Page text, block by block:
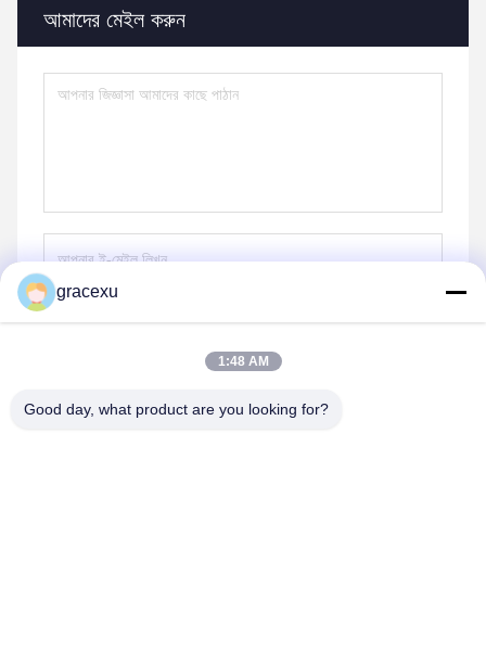
আমাদের মেইল করুন
পাঠান
gracexu
1:48 AM
Good day, what product are you looking for?